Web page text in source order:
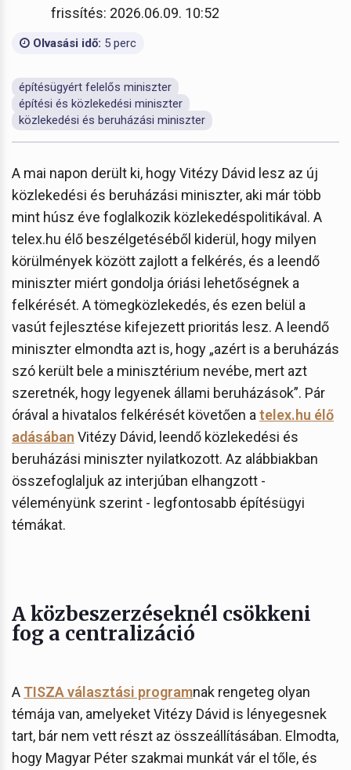
frissítés: 2026.06.09. 10:52
Olvasási idő: 5 perc
építésügyért felelős miniszter
építési és közlekedési miniszter
közlekedési és beruházási miniszter
A mai napon derült ki, hogy Vitézy Dávid lesz az új
közlekedési és beruházási miniszter, aki már több
mint húsz éve foglalkozik közlekedéspolitikával. A
telex.hu élő beszélgetéséből kiderül, hogy milyen
körülmények között zajlott a felkérés, és a leendő
miniszter miért gondolja óriási lehetőségnek a
felkérését. A tömegközlekedés, és ezen belül a
vasút fejlesztése kifejezett prioritás lesz. A leendő
miniszter elmondta azt is, hogy „azért is a beruházás
szó került bele a minisztérium nevébe, mert azt
szeretnék, hogy legyenek állami beruházások”. Pár
órával a hivatalos felkérését követően a telex.hu élő
adásában Vitézy Dávid, leendő közlekedési és
beruházási miniszter nyilatkozott. Az alábbiakban
összefoglaljuk az interjúban elhangzott -
véleményünk szerint - legfontosabb építésügyi
témákat.
A közbeszerzéseknél csökkeni
fog a centralizáció
A TISZA választási programnak rengeteg olyan
témája van, amelyeket Vitézy Dávid is lényegesnek
tart, bár nem vett részt az összeállításában. Elmodta,
hogy Magyar Péter szakmai munkát vár el tőle, és